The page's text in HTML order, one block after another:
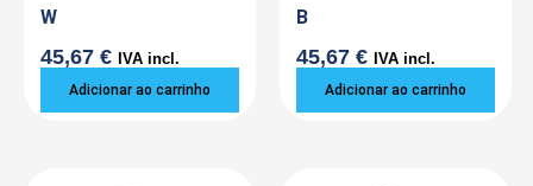
W
45,67 € IVA incl.
Adicionar ao carrinho
B
45,67 € IVA incl.
Adicionar ao carrinho